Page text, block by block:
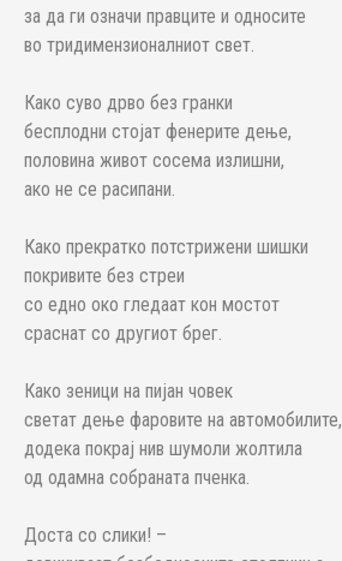
за да ги означи правците и односите
во тридимензионалниот свет.
Како суво дрво без гранки
бесплодни стојат фенерите дење,
половина живот сосема излишни,
ако не се расипани.
Како прекратко потстрижени шишки
покривите без стреи
со едно око гледаат кон мостот
сраснат со другиот брег.
Како зеници на пијан човек
светат дење фаровите на автомобилите,
додека покрај нив шумоли жолтила
од одамна собраната пченка.
Доста со слики! –